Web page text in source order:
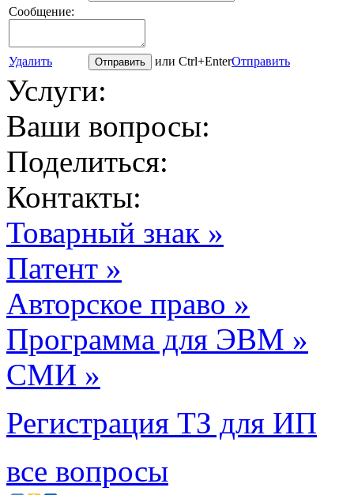
Сообщение:
Удалить или Ctrl+EnterОтправить
Услуги:
Ваши вопросы:
Поделиться:
Контакты:
Товарный знак »
Патент »
Авторское право »
Программа для ЭВМ »
СМИ »
Регистрация ТЗ для ИП
все вопросы